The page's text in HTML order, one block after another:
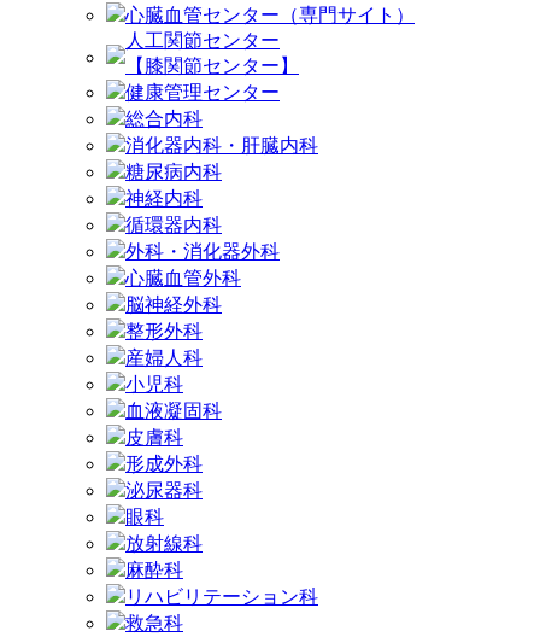
心臓血管センター（専門サイト）
人工関節センター
【膝関節センター】
健康管理センター
総合内科
消化器内科・肝臓内科
糖尿病内科
神経内科
循環器内科
外科・消化器外科
心臓血管外科
脳神経外科
整形外科
産婦人科
小児科
血液凝固科
皮膚科
形成外科
泌尿器科
眼科
放射線科
麻酔科
リハビリテーション科
救急科